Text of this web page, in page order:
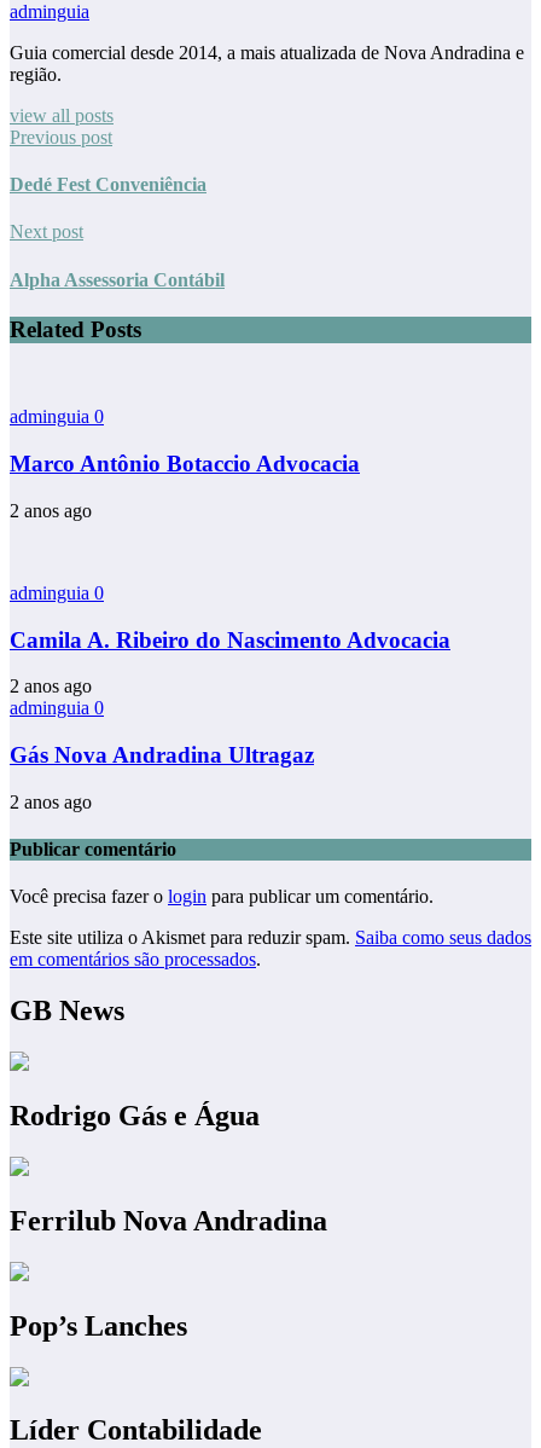
adminguia
Guia comercial desde 2014, a mais atualizada de Nova Andradina e
região.
view all posts
Previous post
Dedé Fest Conveniência
Next post
Alpha Assessoria Contábil
Related Posts
adminguia 0
Marco Antônio Botaccio Advocacia
2 anos ago
adminguia 0
Camila A. Ribeiro do Nascimento Advocacia
2 anos ago
adminguia 0
Gás Nova Andradina Ultragaz
2 anos ago
Publicar comentário
Você precisa fazer o login para publicar um comentário.
Este site utiliza o Akismet para reduzir spam. Saiba como seus dados
em comentários são processados.
GB News
Rodrigo Gás e Água
Ferrilub Nova Andradina
Pop’s Lanches
Líder Contabilidade